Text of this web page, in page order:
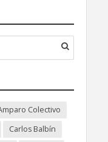
Colectivo
Carlos Balbín